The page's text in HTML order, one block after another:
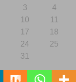
3
4
10
11
17
18
24
25
31